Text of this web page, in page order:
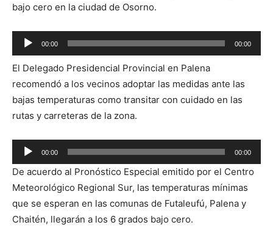
bajo cero en la ciudad de Osorno.
Reproductor
de
audio
00:00 00:00
El Delegado Presidencial Provincial en Palena
recomendó a los vecinos adoptar las medidas ante las
bajas temperaturas como transitar con cuidado en las
rutas y carreteras de la zona.
Reproductor
de
audio
00:00 00:00
De acuerdo al Pronóstico Especial emitido por el Centro
Meteorológico Regional Sur, las temperaturas mínimas
que se esperan en las comunas de Futaleufú, Palena y
Chaitén, llegarán a los 6 grados bajo cero.